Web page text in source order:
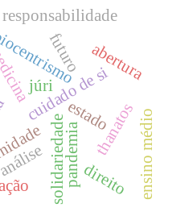
cuidado de si
solidariedadeestadothanatos
futuro
pandemia
abertura
ensino médio
direito
júri